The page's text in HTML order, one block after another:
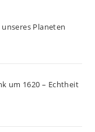
Planeten
um 1620 – Echtheit